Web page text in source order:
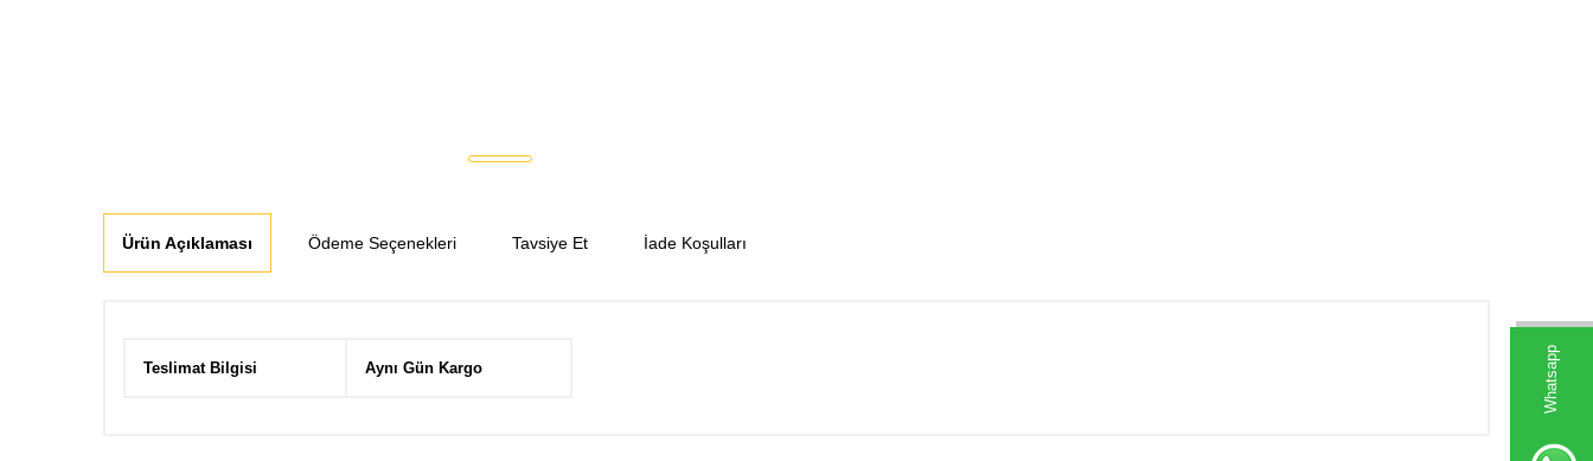
Whatsapp
Ürün Açıklaması Ödeme Seçenekleri Tavsiye Et İade Koşulları
Teslimat Bilgisi Aynı Gün Kargo